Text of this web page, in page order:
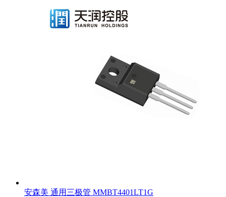
安森美 通用三极管 MMBT4401LT1G